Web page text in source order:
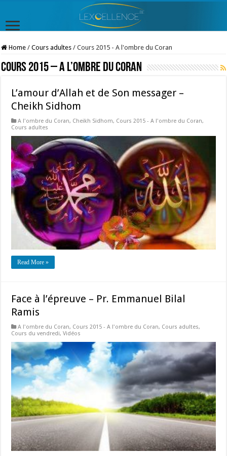
Home / Cours adultes / Cours 2015 - A l'ombre du Coran
Cours 2015 – A l’ombre du Coran
L’amour d’Allah et de Son messager –
Cheikh Sidhom
A l'ombre du Coran, Cheikh Sidhom, Cours 2015 - A l'ombre du Coran,
Cours adultes
Read More »
Face à l’épreuve – Pr. Emmanuel Bilal
Ramis
A l'ombre du Coran, Cours 2015 - A l'ombre du Coran, Cours adultes,
Cours du vendredi,Vidéos